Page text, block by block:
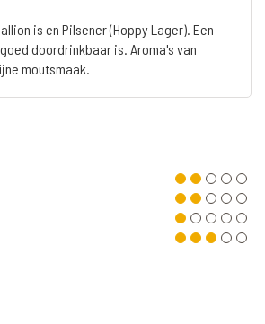
is en Pilsener (Hoppy Lager). Een
doordrinkbaar is. Aroma's van
moutsmaak.